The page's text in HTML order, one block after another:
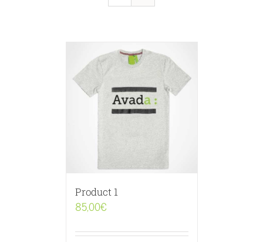
Product 1
85,00€